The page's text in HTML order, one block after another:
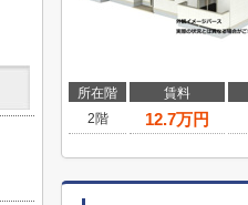
所在階 賃料
2階
12.7万円